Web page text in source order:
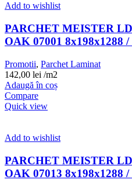
Add to wishlist
PARCHET MEISTER
OAK 07001 8x198x1288 /
Promotii, Parchet Laminat
142,00 lei /m2
Adaugă în coș
Compare
Quick view
Add to wishlist
PARCHET MEISTER
OAK 07013 8x198x1288 /